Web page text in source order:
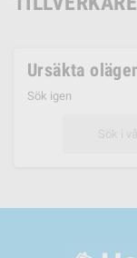
Ursäkta
Sök igen